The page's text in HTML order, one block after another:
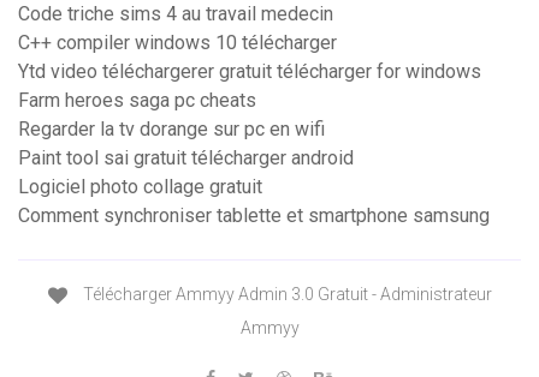
Code triche sims 4 au travail medecin
C++ compiler windows 10 télécharger
Ytd video téléchargerer gratuit télécharger for windows
Farm heroes saga pc cheats
Regarder la tv dorange sur pc en wifi
Paint tool sai gratuit télécharger android
Logiciel photo collage gratuit
Comment synchroniser tablette et smartphone samsung
Télécharger Ammyy Admin 3.0 Gratuit - Administrateur
Ammyy